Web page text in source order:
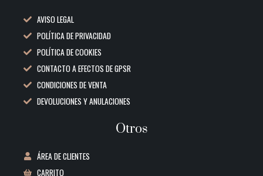
AVISO LEGAL
POLÍTICA DE PRIVACIDAD
POLÍTICA DE COOKIES
CONTACTO A EFECTOS DE GPSR
CONDICIONES DE VENTA
DEVOLUCIONES Y ANULACIONES
Otros
ÁREA DE CLIENTES
CARRITO